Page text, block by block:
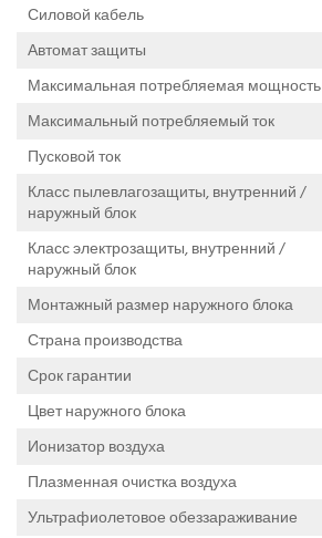
Силовой кабель
Автомат защиты
Максимальная потребляемая мощность
Максимальный потребляемый ток
Пусковой ток
Класс пылевлагозащиты, внутренний /
наружный блок
Класс электрозащиты, внутренний /
наружный блок
Монтажный размер наружного блока
Страна производства
Срок гарантии
Цвет наружного блока
Ионизатор воздуха
Плазменная очистка воздуха
Ультрафиолетовое обеззараживание